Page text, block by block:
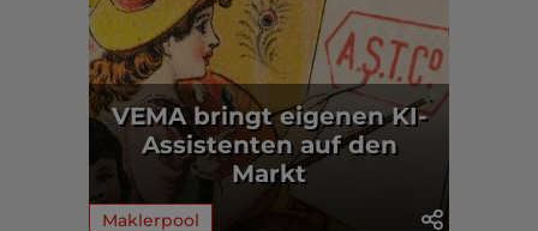
VEMA bringt eigenen KI-
Assistenten auf den
Markt
Maklerpool